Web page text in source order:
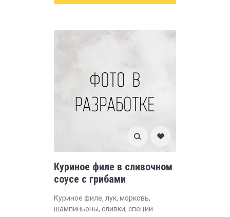
Куриное филе в сливочном
соусе с грибами
Куриное филе, лук, морковь,
шампиньоны, сливки, специи